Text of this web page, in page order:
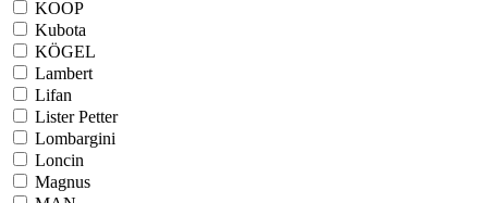
KOOP
Kubota
KÖGEL
Lambert
Lifan
Lister Petter
Lombargini
Loncin
Magnus